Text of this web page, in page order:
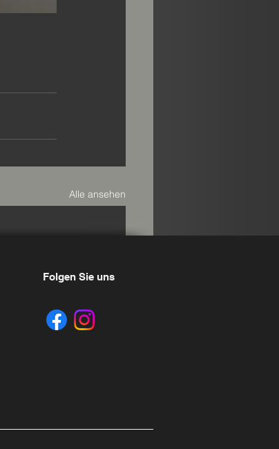
Alle ansehen
Folgen Sie uns